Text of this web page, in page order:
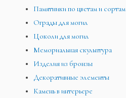
Памятники по цветам и сортам
Ограды для могил
Цоколи для могил
Мемориальная скульптура
Изделия из бронзы
Декоративные элементы
Камень в интерьере